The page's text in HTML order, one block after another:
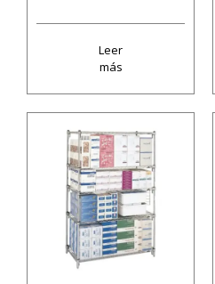
Leer
más